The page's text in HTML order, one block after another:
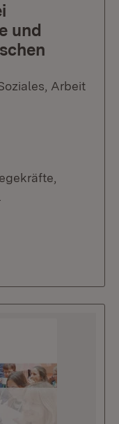
und
Arbeit